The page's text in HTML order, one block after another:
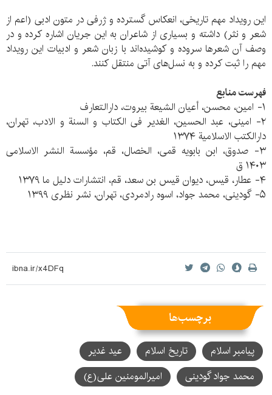
این رویداد مهم تاریخی، انعکاس گسترده و ژرفی در متون ادبی (اعم از
شعر و نثر) داشته و بسیاری از شاعران به این جریان اشاره کرده و در
وصف آن شعرها سروده و کوشیده‌اند با زبان شعر و ادبیات این رویداد
مهم را ثبت کرده و به نسل‌های آتی منتقل کنند.
فهرست منابع
۱- امین، محسن، أعیان الشیعة بیروت، دارالتعارف
۲- امینی، عبد الحسین، الغدیر فی الکتاب و السنة و الادب، تهران،
دارالکتب الاسلامیة ۱۳۷۴
۳- صدوق، ابن بابویه قمی، الخصال، قم، مؤسسة النشر الاسلامی
۱۴۰۳ ق
۴- عطار، قیس، دیوان قیس بن سعد، قم، انتشارات دلیل ما ۱۳۷۹
۵- گودینی، محمد جواد، اسوه رادمردی، تهران، نشر نظری ۱۳۹۹
برچسب‌ها
پیامبر اسلام تاریخ اسلام
عید غدیر
محمد جواد گودینی
امیرالمومنین علی(ع)